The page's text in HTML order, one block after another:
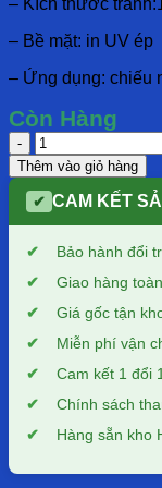
– Bề mặt: in UV
– Ứng dụng: chiếu
Còn Hàng
Gạch
thảm
G7-
TM013
số
Thêm vào giỏ hàng
✔ CAM KẾT
Bảo hành đổi
Giao hàng
Giá gốc tận
Miễn phí vận
Cam kết 1 đổi
Chính sách
Hàng sẵn kho